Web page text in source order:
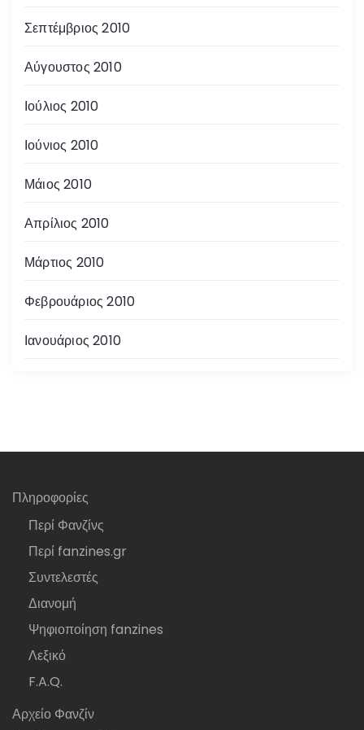
Σεπτέμβριος 2010
Αύγουστος 2010
Ιούλιος 2010
Ιούνιος 2010
Μάιος 2010
Απρίλιος 2010
Μάρτιος 2010
Φεβρουάριος 2010
Ιανουάριος 2010
Πληροφορίες
Περί Φανζίνς
Περί fanzines.gr
Συντελεστές
Διανομή
Ψηφιοποίηση fanzines
Λεξικό
F.A.Q.
Αρχείο Φανζίν